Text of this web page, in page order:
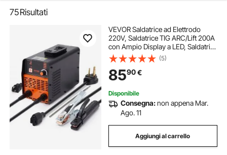
75Risultati
VEVOR Saldatrice ad Elettrodo
220V, Saldatrice TIG ARC/Lift 200A
con Ampio Display a LED, Saldatrice
ad Elettrodo Portatile 2 in 1 con Hot
Start Arc Force Anti-Stick VRD,
Saldatore ad Arco MMA
(5)
8590€
Disponibile
Consegna:non appena Mar.
Ago. 11
Aggiungi al carrello